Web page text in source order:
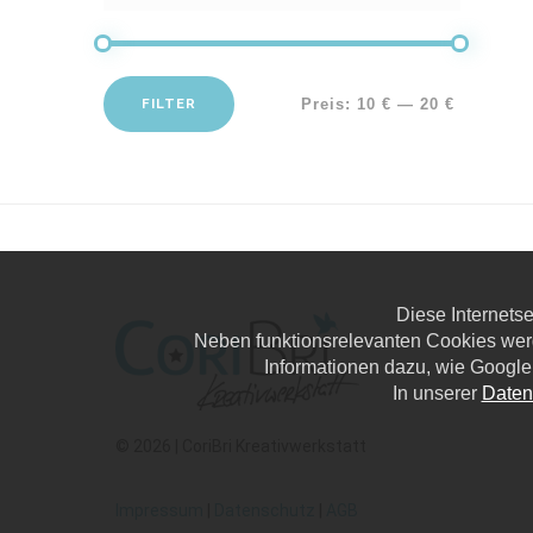
FILTER Preis: 10 € — 20 €
Diese
Neben funktionsrelevanten Cookies
Informationen dazu, wie
In unserer